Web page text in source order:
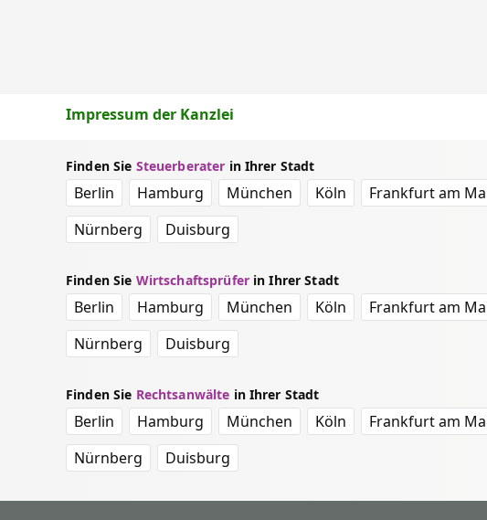
Impressum der Kanzlei
Finden Sie Steuerberater in Ihrer Stadt
Berlin Hamburg München Köln Frankfurt am
Nürnberg
Duisburg
Finden Sie Wirtschaftsprüferin Ihrer Stadt
Berlin Hamburg München Köln Frankfurt am
Nürnberg
Duisburg
Finden Sie Rechtsanwälte in Ihrer Stadt
Berlin Hamburg München Köln Frankfurt am
Nürnberg
Duisburg